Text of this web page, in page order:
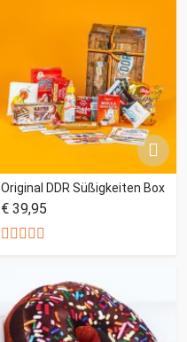
Original DDR Süßigkeiten Box
€ 39,95